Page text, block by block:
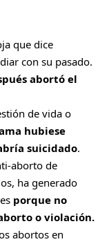
que dice
con su pasado.
abortó el
de vida o
hubiese
suicidado.
aborto de
ha generado
porque no
o violación.
abortos en